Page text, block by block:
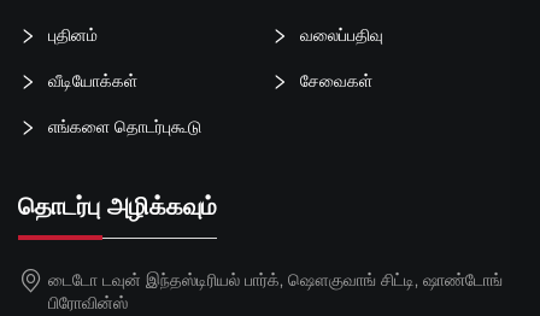
புதினம் வலைப்பதிவு
வீடியோக்கள் சேவைகள்
எங்களை தொடர்புகூடு
தொடர்பு அழிக்கவும்
டைடோ டவுன் இந்தஸ்டிரியல் பார்க், ஷௌகுவாங் சிட்டி, ஷாண்டோங்
பிரோவின்ஸ்